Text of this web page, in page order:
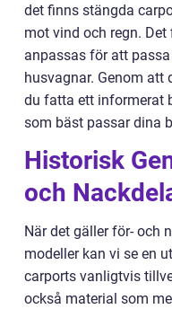
det finns stängda
mot vind och regn.
anpassas för att
husvagnar. Genom att
du fatta ett informerat
som bäst passar dina
Historisk
och
När det gäller för- och
modeller kan vi se en
carports vanligtvis
också material som